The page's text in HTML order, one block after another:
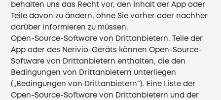
behalten uns das Recht vor, den Inhalt der App oder
Teile davon zu ändern, ohne Sie vorher oder nachher
darüber informieren zu müssen.
Open-Source-Software von Drittanbietern. Teile der
App oder des Nerivio-Geräts können Open-Source-
Software von Drittanbietern enthalten, die den
Bedingungen von Drittanbietern unterliegen
(„Bedingungen von Drittanbietern“). Eine Liste der
Open-Source-Software von Drittanbietern und der